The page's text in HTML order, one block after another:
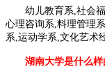
幼儿教育系,社会福
心理咨询系,料理管理
系,运动学系,文化艺术
湖南大学是什么样